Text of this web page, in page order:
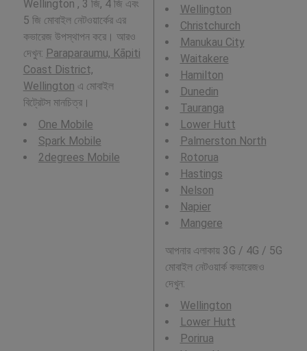
Wellington , 3 জি, 4 জি এবং
5 জি মোবাইল নেটওয়ার্কের এর
কভারেজ উপস্থাপন করে। আরও
দেখুন: Paraparaumu, Kāpiti
Coast District,
Wellington এ মোবাইল
বিট্রেটস মানচিত্র।
One Mobile
Spark Mobile
2degrees Mobile
Wellington
Christchurch
Manukau City
Waitakere
Hamilton
Dunedin
Tauranga
Lower Hutt
Palmerston North
Rotorua
Hastings
Nelson
Napier
Mangere
আপনার এলাকায় 3G / 4G / 5G
মোবাইল নেটওয়ার্ক কভারেজও
দেখুন:
Wellington
Lower Hutt
Porirua